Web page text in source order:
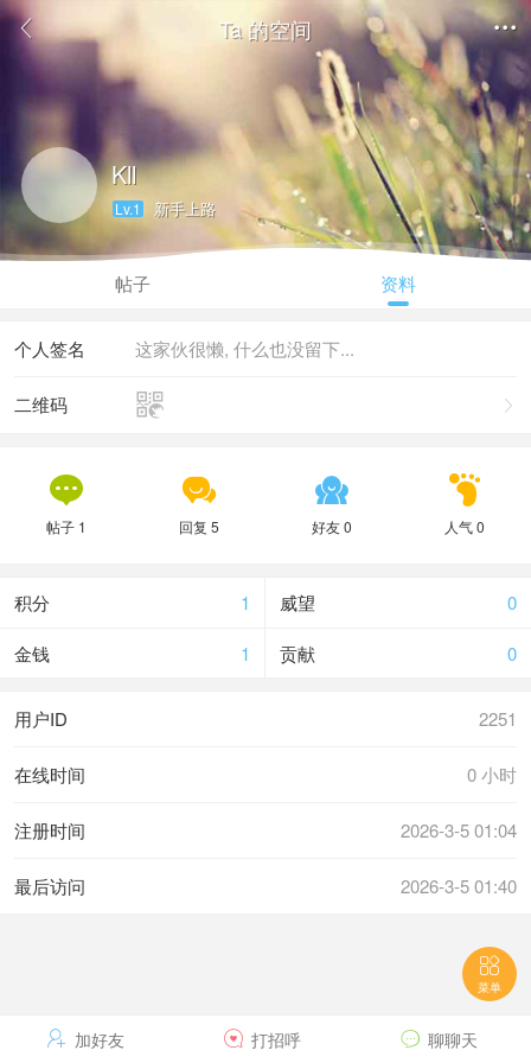
 Ta 的空间 
Kll
Lv.1 新手上路
帖子 资料
这家伙很懒, 什么也没留下...
个人签名


二维码

帖子 1

回复 5

好友 0

人气 0
1
积分 0
威望
1
金钱 0
贡献
2251
用户ID
0 小时
在线时间
2026-3-5 01:04
注册时间
2026-3-5 01:40
最后访问
 加好友  打招呼  聊聊天

菜单